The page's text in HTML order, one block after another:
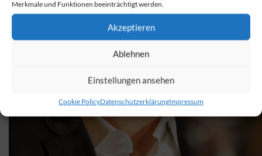
Merkmale und Funktionen beeinträchtigt werden.
Akzeptieren
Ablehnen
Einstellungen ansehen
Cookie PolicyDatenschutzerklärungImpressum